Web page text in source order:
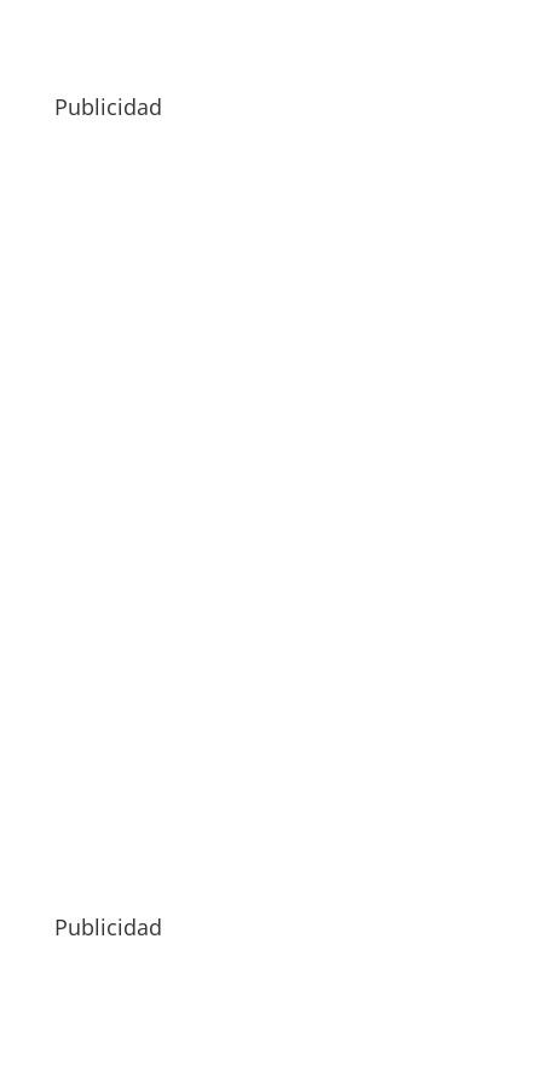
Publicidad
Publicidad